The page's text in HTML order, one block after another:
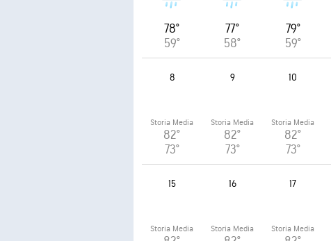
78°
59°
77°
58°
79°
59°
8
Storia Media
82°
73°
9
Storia Media
82°
73°
10
Storia Media
82°
73°
15
Storia Media
16
Storia Media
17
Storia Media